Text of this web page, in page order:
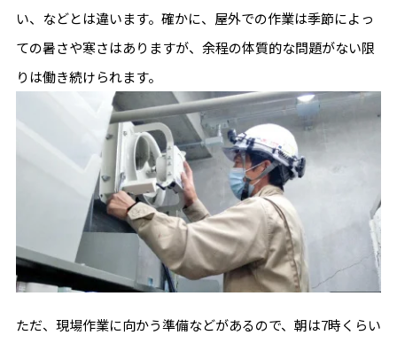
い、などとは違います。確かに、屋外での作業は季節によっ
ての暑さや寒さはありますが、余程の体質的な問題がない限
りは働き続けられます。
ただ、現場作業に向かう準備などがあるので、朝は7時くらい